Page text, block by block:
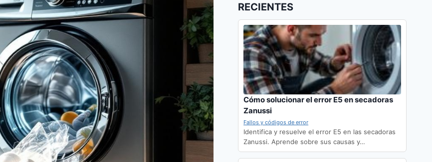
RECIENTES
Cómo solucionar el error E5 en secadoras
Zanussi
Fallos y códigos de error
Identifica y resuelve el error E5 en las secadoras
Zanussi. Aprende sobre sus causas y…